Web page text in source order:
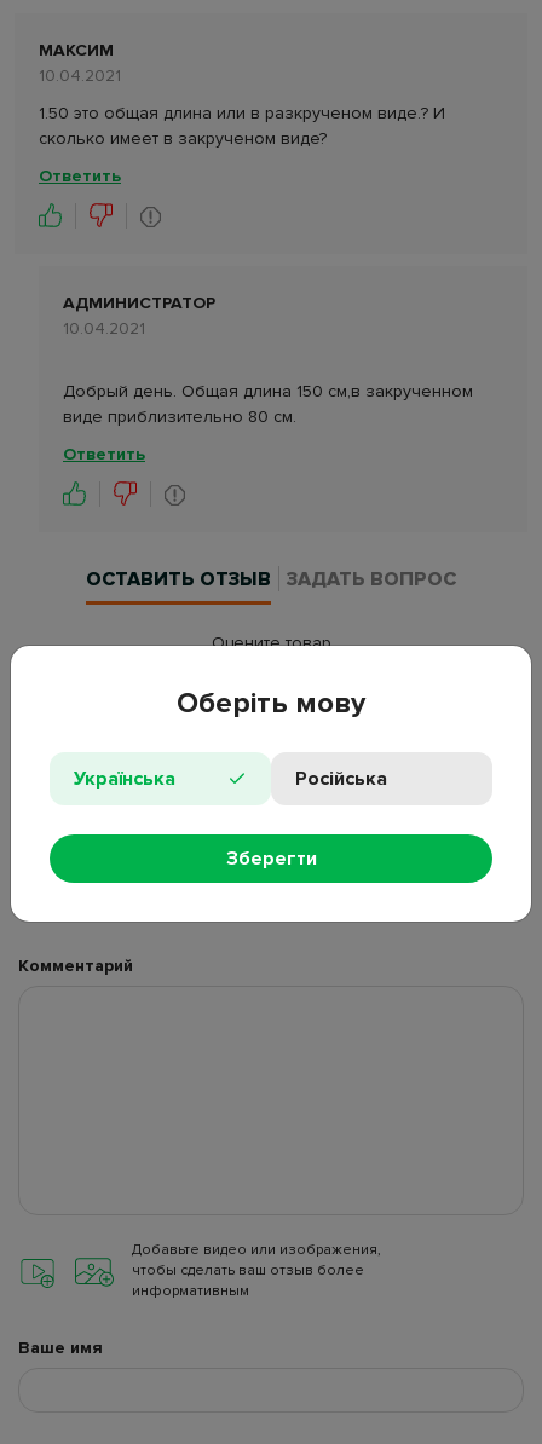
МАКСИМ
10.04.2021
1.50 это общая длина или в разкрученом виде.? И
сколько имеет в закрученом виде?
Ответить
АДМИНИСТРАТОР
10.04.2021
Добрый день. Общая длина 150 см,в закрученном
виде приблизительно 80 см.
Ответить
ОСТАВИТЬ ОТЗЫВ ЗАДАТЬ ВОПРОС
Оцените товар
Достоинства
Недостатки
Комментарий
Добавьте видео или изображения,
чтобы сделать ваш отзыв более
информативным
Ваше имя
Оберіть мову
Українська Російська
Зберегти